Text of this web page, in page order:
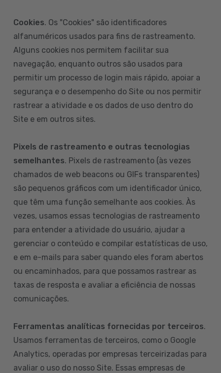
Cookies. Os "Cookies" são identificadores
alfanuméricos usados para fins de rastreamento.
Alguns cookies nos permitem facilitar sua
navegação, enquanto outros são usados para
permitir um processo de login mais rápido, apoiar a
segurança e o desempenho do Site ou nos permitir
rastrear a atividade e os dados de uso dentro do
Site e em outros sites.
Pixels de rastreamento e outras tecnologias
semelhantes. Pixels de rastreamento (às vezes
chamados de web beacons ou GIFs transparentes)
são pequenos gráficos com um identificador único,
que têm uma função semelhante aos cookies. Às
vezes, usamos essas tecnologias de rastreamento
para entender a atividade do usuário, ajudar a
gerenciar o conteúdo e compilar estatísticas de uso,
e em e-mails para saber quando eles foram abertos
ou encaminhados, para que possamos rastrear as
taxas de resposta e avaliar a eficiência de nossas
comunicações.
Ferramentas analíticas fornecidas por terceiros.
Usamos ferramentas de terceiros, como o Google
Analytics, operadas por empresas terceirizadas para
avaliar o uso do nosso Site. Essas empresas de